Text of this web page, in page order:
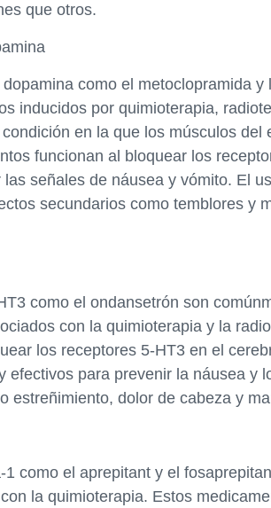
que otros.
como el metoclopramida y
inducidos por quimioterapia,
en la que los músculos del
funcionan al bloquear los
señales de náusea y vómito. El
secundarios como temblores y
como el ondansetrón son
con la quimioterapia y la
los receptores 5-HT3 en el
efectivos para prevenir la náusea y
estreñimiento, dolor de cabeza y
como el aprepitant y el
la quimioterapia. Estos